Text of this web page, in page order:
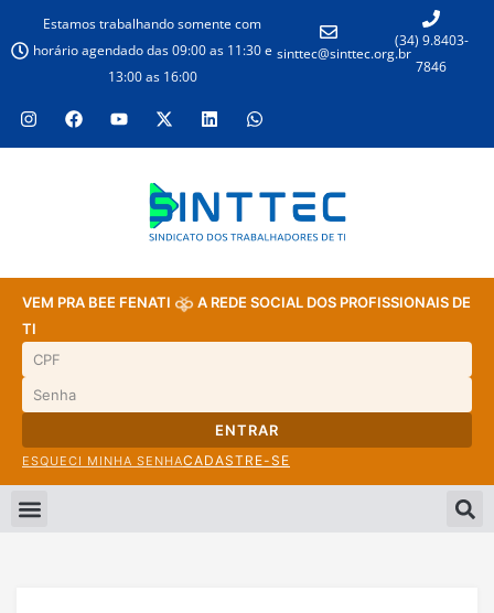
Estamos trabalhando somente com
horário agendado das 09:00 as 11:30 e
13:00 as 16:00
sinttec@sinttec.org.br
(34) 9.8403-
7846
VEM PRA BEE FENATI
A REDE SOCIAL DOS PROFISSIONAIS DE
TI
ENTRAR
ESQUECI MINHA SENHACADASTRE-SE